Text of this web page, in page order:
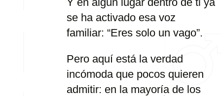
se ha activado esa voz
familiar: “Eres solo un vago”.
Pero aquí está la verdad
incómoda que pocos quieren
admitir: en la mayoría de los